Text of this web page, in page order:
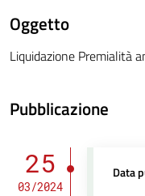
Oggetto
Liquidazione Premialità
Pubblicazione
25
03/2024
Data